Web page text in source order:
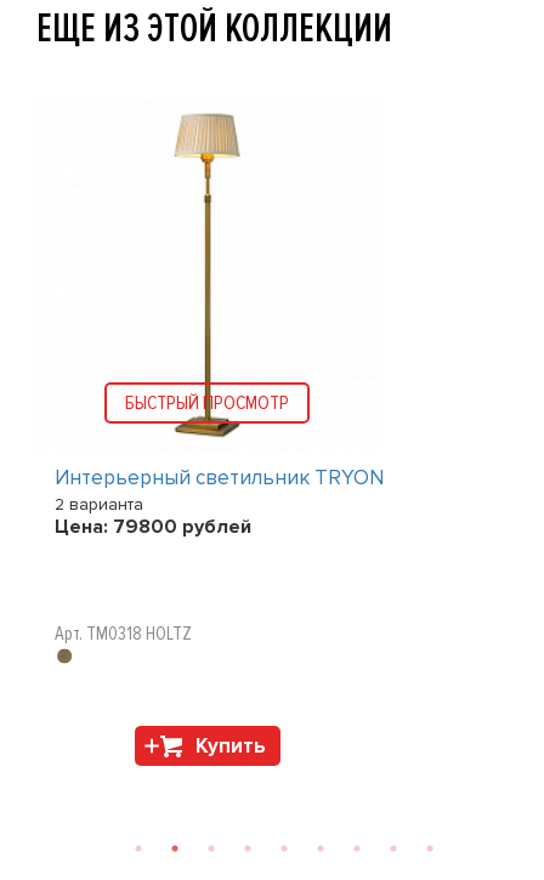
ЕЩЕ ИЗ ЭТОЙ КОЛЛЕКЦИИ
БЫСТРЫЙ ПРОСМОТР
Интерьерный светильник TRYON
2 варианта
Цена: 79800 рублей
Арт. TM0318 HOLTZ
Купить